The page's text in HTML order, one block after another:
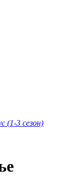
(1-3 сезон)